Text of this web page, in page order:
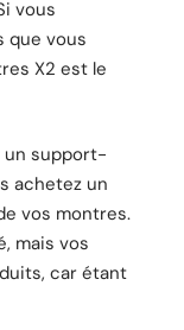
vous
que vous
X2 est le
un support-
achetez un
vos montres.
mais vos
car étant